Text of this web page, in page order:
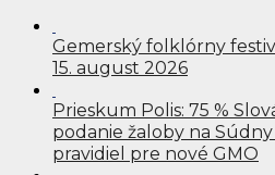
Gemerský folklórny
15. august 2026
Prieskum Polis: 75 %
podanie žaloby na
pravidiel pre nové GMO